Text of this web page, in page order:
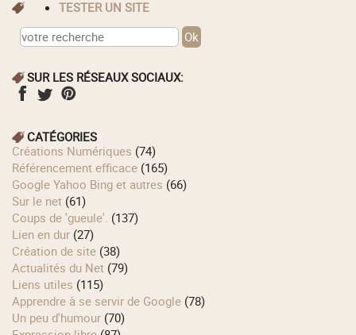
TESTER UN SITE
SUR LES RÉSEAUX SOCIAUX:
CATÉGORIES
Créations Numériques (74)
Référencement efficace (165)
Google Yahoo Bing et autres (66)
Sur le net (61)
Coups de 'gueule'. (137)
Lien en dur (27)
Création de site (38)
Actualités du Net (79)
Liens utiles (115)
Apprendre à se servir de Google (78)
Un peu d'humour (70)